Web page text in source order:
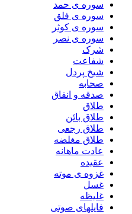
سوره ی حمد
سوره ی فلق
سوره ی کوثر
سوره ی نصر
شرک
شفاعت
شیخ پردل
صحابه
صدقه و انفاق
طلاق
طلاق بائن
طلاق رجعی
طلاق مغلضه
عادت ماهانه
عقیده
غزوه ی موته
غسل
غلیظه
فایلهای صوتی